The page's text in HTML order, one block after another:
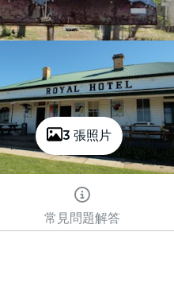
3 張照片
常見問題解答